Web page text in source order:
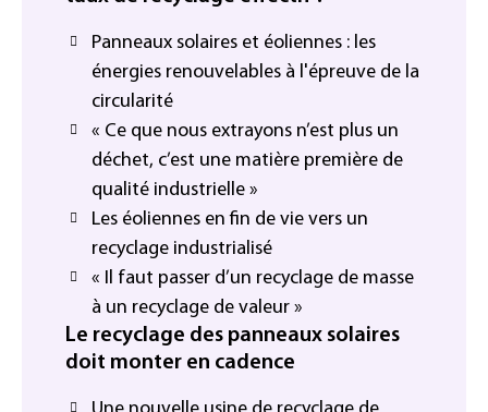
Panneaux solaires et éoliennes : les
énergies renouvelables à l'épreuve de la
circularité
« Ce que nous extrayons n’est plus un
déchet, c’est une matière première de
qualité industrielle »
Les éoliennes en fin de vie vers un
recyclage industrialisé
« Il faut passer d’un recyclage de masse
à un recyclage de valeur »
Le recyclage des panneaux solaires
doit monter en cadence